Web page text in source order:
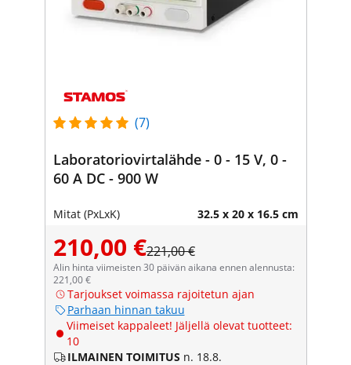
(7)
Laboratoriovirtalähde - 0 - 15 V, 0 -
60 A DC - 900 W
Mitat (PxLxK) 32.5 x 20 x 16.5 cm
210,00 €221,00 €
Alin hinta viimeisten 30 päivän aikana ennen alennusta:
221,00 €
Tarjoukset voimassa rajoitetun ajan
Parhaan hinnan takuu
Viimeiset kappaleet! Jäljellä olevat tuotteet:
10
ILMAINEN TOIMITUS n. 18.8.